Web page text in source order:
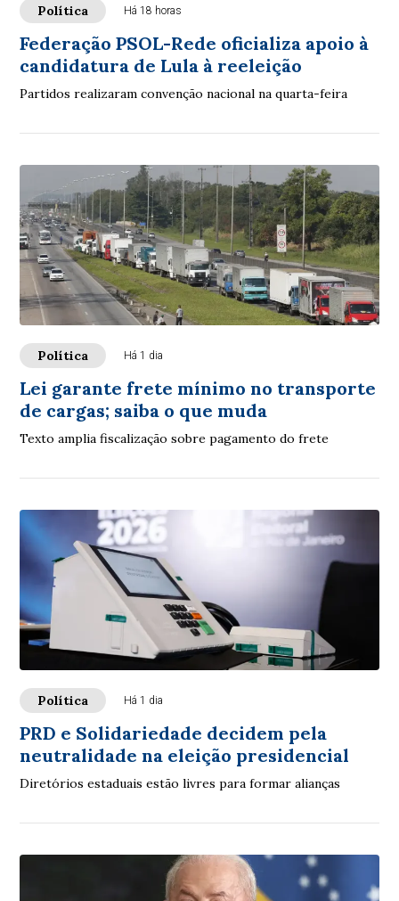
Política Há 18 horas
Federação PSOL-Rede oficializa apoio à
candidatura de Lula à reeleição
Partidos realizaram convenção nacional na quarta-feira
Política Há 1 dia
Lei garante frete mínimo no transporte
de cargas; saiba o que muda
Texto amplia fiscalização sobre pagamento do frete
Política Há 1 dia
PRD e Solidariedade decidem pela
neutralidade na eleição presidencial
Diretórios estaduais estão livres para formar alianças